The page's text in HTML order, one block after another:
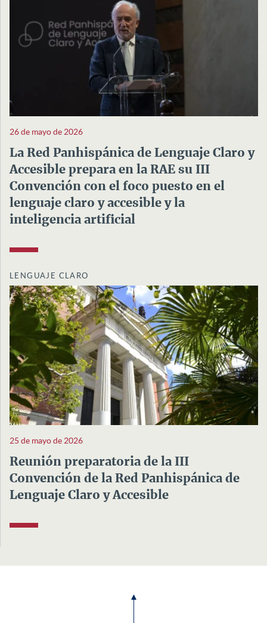
26 de mayo de 2026
La Red Panhispánica de Lenguaje Claro y
Accesible prepara en la RAE su III
Convención con el foco puesto en el
lenguaje claro y accesible y la
inteligencia artificial
LENGUAJE CLARO
25 de mayo de 2026
Reunión preparatoria de la III
Convención de la Red Panhispánica de
Lenguaje Claro y Accesible